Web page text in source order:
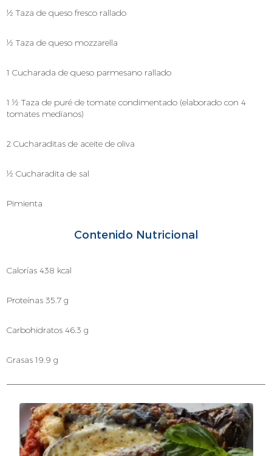
½ Taza de queso fresco rallado
½ Taza de queso mozzarella
1 Cucharada de queso parmesano rallado
1 ½ Taza de puré de tomate condimentado (elaborado con 4
tomates medianos)
2 Cucharaditas de aceite de oliva
½ Cucharadita de sal
Pimienta
Contenido Nutricional
Calorías 438 kcal
Proteínas 35.7 g
Carbohidratos 46.3 g
Grasas 19.9 g